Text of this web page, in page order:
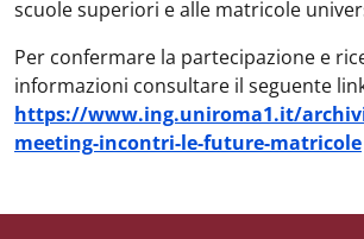
scuole superiori e alle matricole
Per confermare la partecipazione e
informazioni consultare il seguente
https://www.ing.uniroma1.it/
meeting-incontri-le-future-matricole